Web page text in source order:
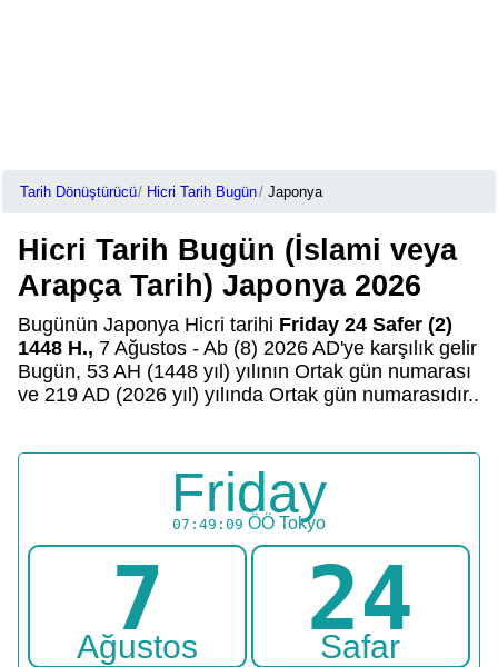
Tarih Dönüştürücü Hicri Tarih Bugün Japonya
Hicri Tarih Bugün (İslami veya
Arapça Tarih) Japonya 2026
Bugünün Japonya Hicri tarihi Friday 24 Safer (2)
1448 H., 7 Ağustos - Ab (8) 2026 AD'ye karşılık gelir
Bugün, 53 AH (1448 yıl) yılının Ortak gün numarası
ve 219 AD (2026 yıl) yılında Ortak gün numarasıdır..
Friday
07:49:09 ÖÖ Tokyo
7
Ağustos 24
Safar